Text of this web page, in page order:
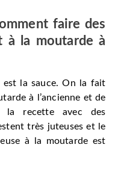
faire des
à la moutarde à
la sauce. On la fait
à l’ancienne et de
la recette avec des
très juteuses et le
à la moutarde est